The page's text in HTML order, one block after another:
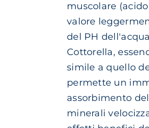
muscolare
valore
del PH
Cottorella,
simile a quello
permette un
assorbimento
minerali